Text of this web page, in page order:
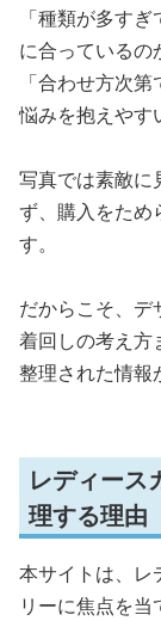
「種類が多す
に合っているの
「合わせ方次
悩みを抱えやす
写真では素敵に
ず、購入をため
す。
だからこそ、デ
着回しの考え方
整理された情報
レディース
理する理由
本サイトは、レ
リーに焦点を